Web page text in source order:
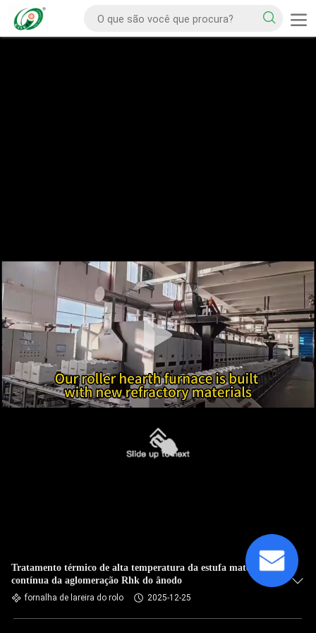
Tratamento térmico de alta temperatura da estufa material
contínua da aglomeração Rhk do ânodo
fornalha de lareira do rolo 2025-12-25